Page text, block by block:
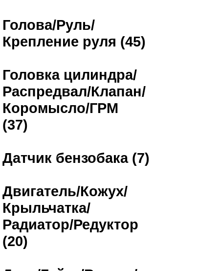
Голова/Руль/
Крепление руля (45)
Головка цилиндра/
Распредвал/Клапан/
Коромысло/ГРМ
(37)
Датчик бензобака (7)
Двигатель/Кожух/
Крыльчатка/
Радиатор/Редуктор
(20)